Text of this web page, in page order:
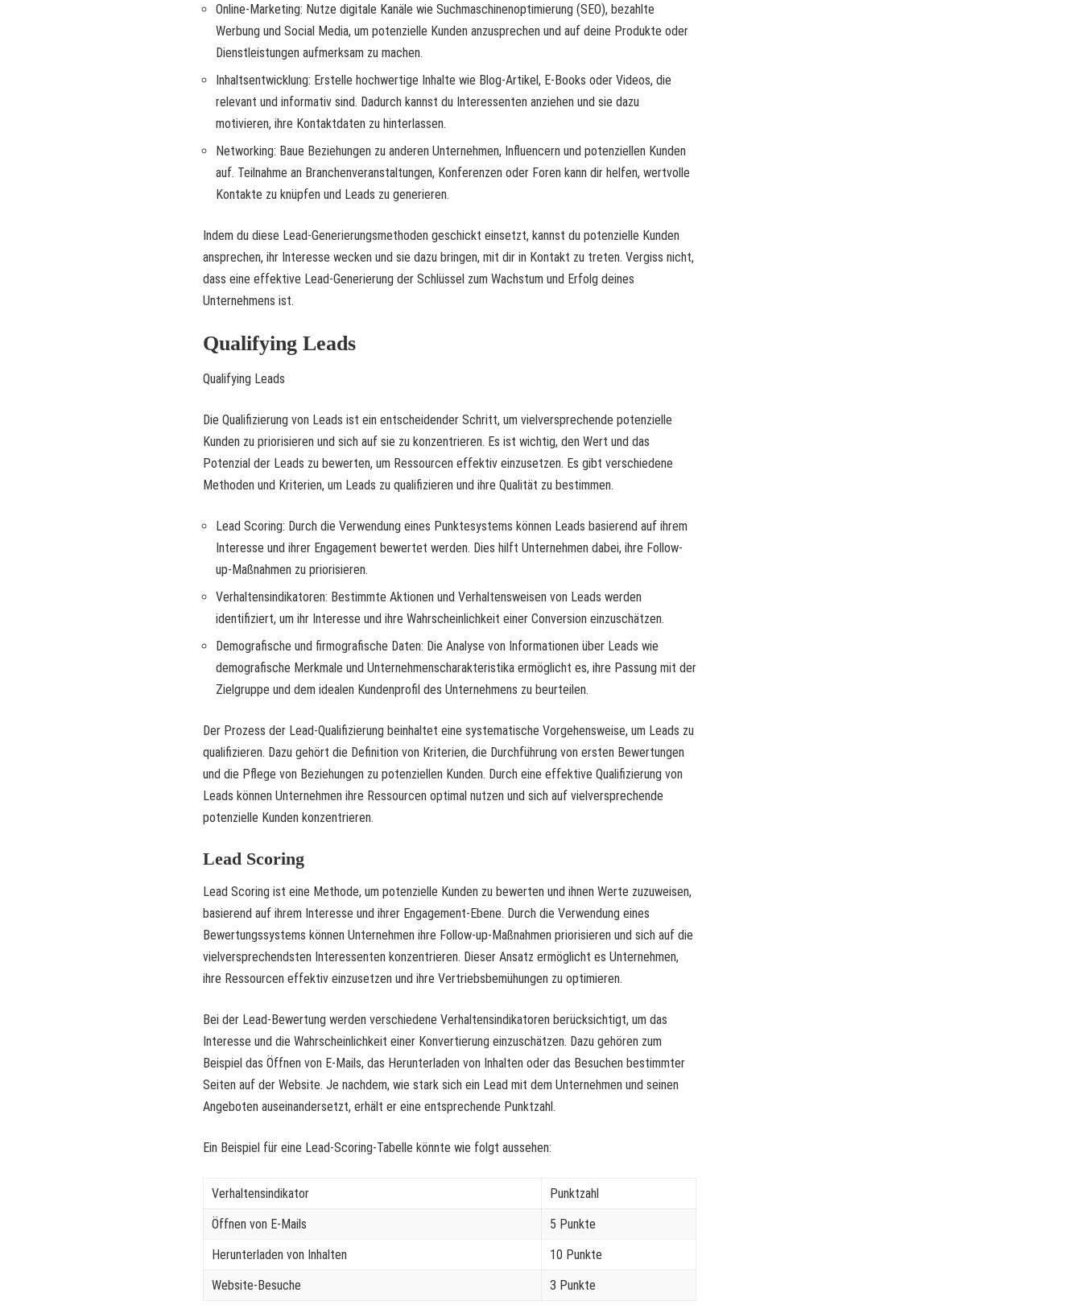
Online-Marketing: Nutze digitale Kanäle wie Suchmaschinenoptimierung (SEO), bezahlte
Werbung und Social Media, um potenzielle Kunden anzusprechen und auf deine Produkte oder
Dienstleistungen aufmerksam zu machen.
Inhaltsentwicklung: Erstelle hochwertige Inhalte wie Blog-Artikel, E-Books oder Videos, die
relevant und informativ sind. Dadurch kannst du Interessenten anziehen und sie dazu
motivieren, ihre Kontaktdaten zu hinterlassen.
Networking: Baue Beziehungen zu anderen Unternehmen, Influencern und potenziellen Kunden
auf. Teilnahme an Branchenveranstaltungen, Konferenzen oder Foren kann dir helfen, wertvolle
Kontakte zu knüpfen und Leads zu generieren.
Indem du diese Lead-Generierungsmethoden geschickt einsetzt, kannst du potenzielle Kunden
ansprechen, ihr Interesse wecken und sie dazu bringen, mit dir in Kontakt zu treten. Vergiss nicht,
dass eine effektive Lead-Generierung der Schlüssel zum Wachstum und Erfolg deines
Unternehmens ist.
Qualifying Leads
Qualifying Leads
Die Qualifizierung von Leads ist ein entscheidender Schritt, um vielversprechende potenzielle
Kunden zu priorisieren und sich auf sie zu konzentrieren. Es ist wichtig, den Wert und das
Potenzial der Leads zu bewerten, um Ressourcen effektiv einzusetzen. Es gibt verschiedene
Methoden und Kriterien, um Leads zu qualifizieren und ihre Qualität zu bestimmen.
Lead Scoring: Durch die Verwendung eines Punktesystems können Leads basierend auf ihrem
Interesse und ihrer Engagement bewertet werden. Dies hilft Unternehmen dabei, ihre Follow-
up-Maßnahmen zu priorisieren.
Verhaltensindikatoren: Bestimmte Aktionen und Verhaltensweisen von Leads werden
identifiziert, um ihr Interesse und ihre Wahrscheinlichkeit einer Conversion einzuschätzen.
Demografische und firmografische Daten: Die Analyse von Informationen über Leads wie
demografische Merkmale und Unternehmenscharakteristika ermöglicht es, ihre Passung mit der
Zielgruppe und dem idealen Kundenprofil des Unternehmens zu beurteilen.
Der Prozess der Lead-Qualifizierung beinhaltet eine systematische Vorgehensweise, um Leads zu
qualifizieren. Dazu gehört die Definition von Kriterien, die Durchführung von ersten Bewertungen
und die Pflege von Beziehungen zu potenziellen Kunden. Durch eine effektive Qualifizierung von
Leads können Unternehmen ihre Ressourcen optimal nutzen und sich auf vielversprechende
potenzielle Kunden konzentrieren.
Lead Scoring
Lead Scoring ist eine Methode, um potenzielle Kunden zu bewerten und ihnen Werte zuzuweisen,
basierend auf ihrem Interesse und ihrer Engagement-Ebene. Durch die Verwendung eines
Bewertungssystems können Unternehmen ihre Follow-up-Maßnahmen priorisieren und sich auf die
vielversprechendsten Interessenten konzentrieren. Dieser Ansatz ermöglicht es Unternehmen,
ihre Ressourcen effektiv einzusetzen und ihre Vertriebsbemühungen zu optimieren.
Bei der Lead-Bewertung werden verschiedene Verhaltensindikatoren berücksichtigt, um das
Interesse und die Wahrscheinlichkeit einer Konvertierung einzuschätzen. Dazu gehören zum
Beispiel das Öffnen von E-Mails, das Herunterladen von Inhalten oder das Besuchen bestimmter
Seiten auf der Website. Je nachdem, wie stark sich ein Lead mit dem Unternehmen und seinen
Angeboten auseinandersetzt, erhält er eine entsprechende Punktzahl.
Ein Beispiel für eine Lead-Scoring-Tabelle könnte wie folgt aussehen:
Verhaltensindikator
Punktzahl
Öffnen von E-Mails
5 Punkte
Herunterladen von Inhalten
10 Punkte
Website-Besuche
3 Punkte